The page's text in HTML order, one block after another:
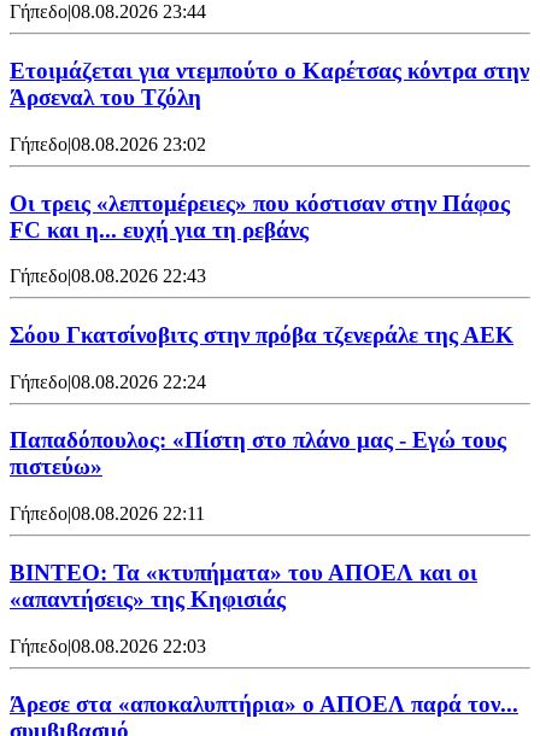
Γήπεδο|08.08.2026 23:44
Ετοιμάζεται για ντεμπούτο ο Καρέτσας κόντρα στην
Άρσεναλ του Τζόλη
Γήπεδο|08.08.2026 23:02
Οι τρεις «λεπτομέρειες» που κόστισαν στην Πάφος
FC και η... ευχή για τη ρεβάνς
Γήπεδο|08.08.2026 22:43
Σόου Γκατσίνοβιτς στην πρόβα τζενεράλε της ΑΕΚ
Γήπεδο|08.08.2026 22:24
Παπαδόπουλος: «Πίστη στο πλάνο μας - Εγώ τους
πιστεύω»
Γήπεδο|08.08.2026 22:11
ΒΙΝΤΕΟ: Τα «κτυπήματα» του ΑΠΟΕΛ και οι
«απαντήσεις» της Κηφισιάς
Γήπεδο|08.08.2026 22:03
Άρεσε στα «αποκαλυπτήρια» ο ΑΠΟΕΛ παρά τον...